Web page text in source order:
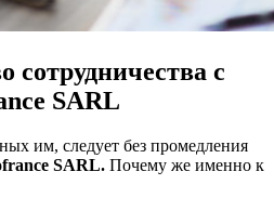
сотрудничества с
SARL
им, следует без промедления
SARL. Почему же именно к